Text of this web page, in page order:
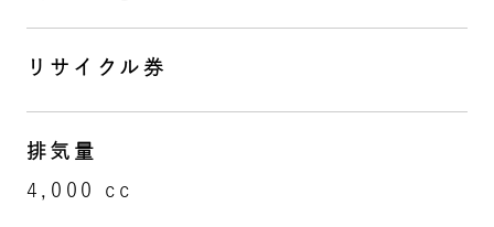
リサイクル券
排気量
4,000 cc